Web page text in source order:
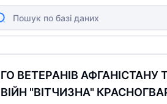
ГО ВЕТЕРАНІВ
ВІЙН "ВІТЧИЗНА"